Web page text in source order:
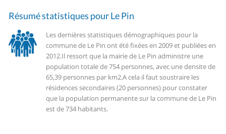
Résumé statistiques pour Le Pin
Les dernières statistiques démographiques pour la
commune de Le Pin ont été fixées en 2009 et publiées en
2012.Il ressort que la mairie de Le Pin administre une
population totale de 754 personnes, avec une densite de
65,39 personnes par km2.A cela il faut soustraire les
résidences secondaires (20 personnes) pour constater
que la population permanente sur la commune de Le Pin
est de 734 habitants.